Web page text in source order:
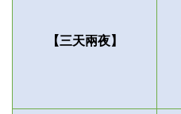
【三天兩夜】